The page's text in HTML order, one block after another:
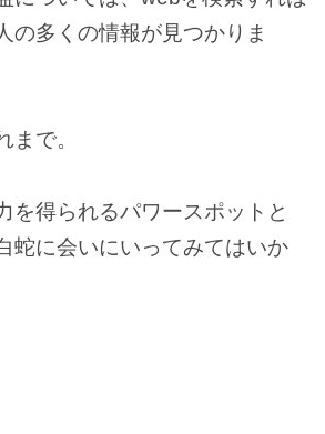
の多くの情報が見つかりま
まで。
を得られるパワースポットと
蛇に会いにいってみてはいか